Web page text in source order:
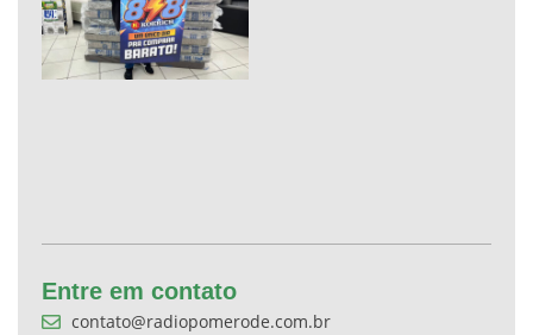
Entre em contato
contato@radiopomerode.com.br